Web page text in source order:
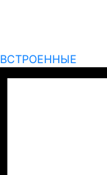
ВСТРОЕННЫЕ